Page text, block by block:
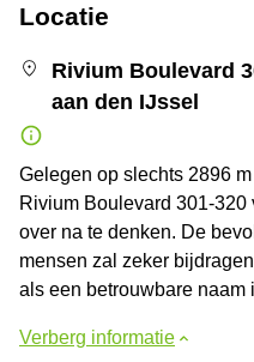
Locatie
Rivium Boulevard
aan den IJssel
Gelegen op slechts 2896
Rivium Boulevard 301-
over na te denken. De
mensen zal zeker
als een betrouwbare naam
Verberg informatie